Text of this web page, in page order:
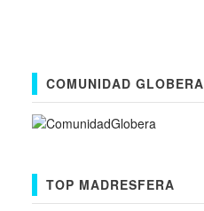
COMUNIDAD GLOBERA
TOP MADRESFERA